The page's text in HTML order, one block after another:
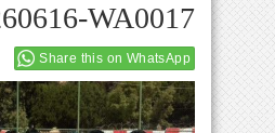
WA0017
Share this on WhatsApp